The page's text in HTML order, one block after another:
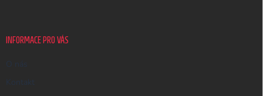
INFORMACE PRO VÁS
O nás
Kontakt